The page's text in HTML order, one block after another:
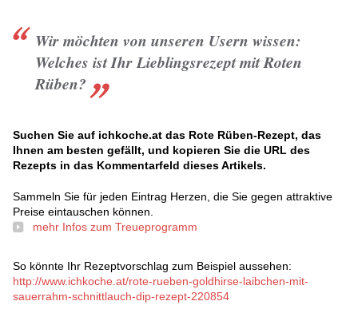
Wir möchten von unseren Usern wissen:
Welches ist Ihr Lieblingsrezept mit Roten
Rüben?
Suchen Sie auf ichkoche.at das Rote Rüben-Rezept, das
Ihnen am besten gefällt, und kopieren Sie die URL des
Rezepts in das Kommentarfeld dieses Artikels.
Sammeln Sie für jeden Eintrag Herzen, die Sie gegen attraktive
Preise eintauschen können.
mehr Infos zum Treueprogramm
So könnte Ihr Rezeptvorschlag zum Beispiel aussehen:
http://www.ichkoche.at/rote-rueben-goldhirse-laibchen-mit-
sauerrahm-schnittlauch-dip-rezept-220854